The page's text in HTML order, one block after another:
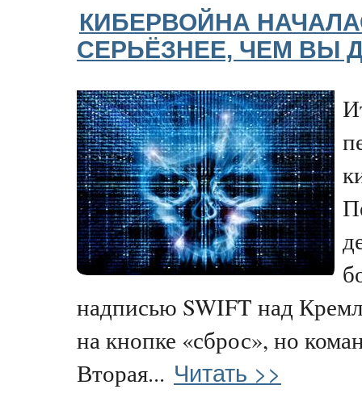
КИБЕРВОЙНА
СЕРЬЁЗНЕЕ, ЧЕМ ВЫ
надписью SWIFT над
на кнопке «сброс», но
Вторая... Читать >>